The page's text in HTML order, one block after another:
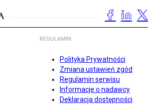
REGULAMIN
Polityka Prywatności
Zmiana ustawień zgód
Regulamin serwisu
Informacje o nadawcy
Deklaracja dostępności